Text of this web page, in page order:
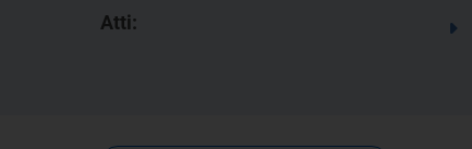
Atti: